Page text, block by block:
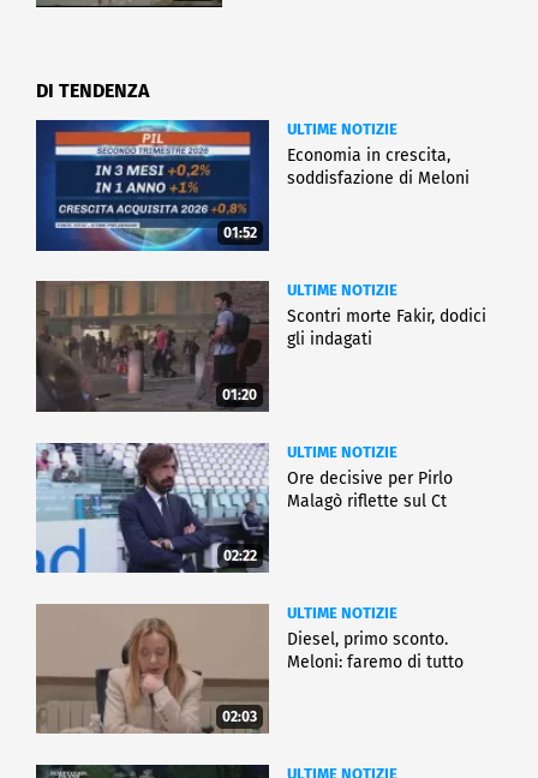
DI TENDENZA
01:52
ULTIME NOTIZIE
Economia in crescita,
soddisfazione di Meloni
01:20
ULTIME NOTIZIE
Scontri morte Fakir, dodici
gli indagati
02:22
ULTIME NOTIZIE
Ore decisive per Pirlo
Malagò riflette sul Ct
02:03
ULTIME NOTIZIE
Diesel, primo sconto.
Meloni: faremo di tutto
ULTIME NOTIZIE